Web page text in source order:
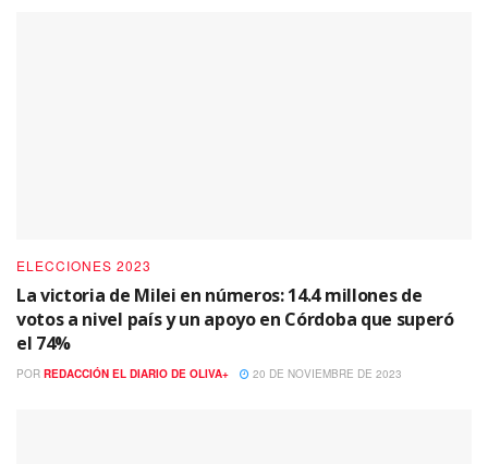
ELECCIONES 2023
La victoria de Milei en números: 14.4 millones de
votos a nivel país y un apoyo en Córdoba que superó
el 74%
POR REDACCIÓN EL DIARIO DE OLIVA+ 20 DE NOVIEMBRE DE 2023